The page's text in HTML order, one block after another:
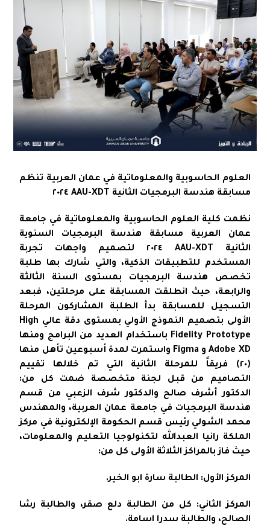
العلوم الحاسوبية والمعلوماتية في عمان العربية تنظم
مسابقة هندسة البرمجيات الثانية AAU-XDT ٢٠٢٤
نظمت كلية العلوم الحاسوبية والمعلوماتية في جامعة
عمان العربية مسابقة هندسة البرمجيات السنوية
الثانية AAU-XDT ٢٠٢٤ لتصميم واجهات تجربة
المستخدم للتطبيقات الذكية، والتي شارك بها طلبة
تخصص هندسة البرمجيات بمستوى السنة الثالثة
والرابعة، حيث انطلقت المسابقة على مرحلتين، فبعد
التسجيل للمسابقة بدأ الطلبة المشاركون المرحلة
الأولى بتصميم النموذج الأولي بمستوى دقة عالي High
Fidelity Prototype باستخدام العديد من البرامج ومنها
Adobe XD و Figma واستمرت لمدة أسبوعين تأهل منها
(٢٠) فريقاً للمرحلة الثانية التي تم خلالها تقييم
التصاميم من قبل لجنة متخصصة ضمت كل من:
الدكتور أشرف صالح والدكتور شرف الزعبي من قسم
هندسة البرمجيات في جامعة عمان العربية، والمهندس
محمد الشولي رئيس قسم الحكومة الإلكترونية في مركز
الملكة رانيا العبدالله لتكنولوجيا التعليم والمعلومات،
حيث فاز بالمراكز الثلاثة الأولى كل من:
المركز الأول: الطالبة سارة ابو الخير.
المركز الثاني: كل من الطالبة دلع صقر، والطالبة رشا
الصالح، والطالبة سدرا اسامة.